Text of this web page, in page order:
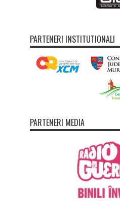
PARTENERI INSTITUTIONALI
PARTENERI MEDIA